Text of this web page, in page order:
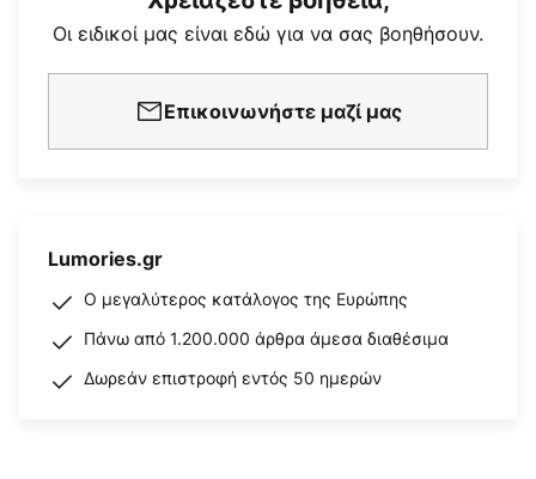
Οι ειδικοί μας είναι εδώ για να σας βοηθήσουν.
Επικοινωνήστε μαζί μας
Lumories.gr
Ο μεγαλύτερος κατάλογος της Ευρώπης
Πάνω από 1.200.000 άρθρα άμεσα διαθέσιμα
Δωρεάν επιστροφή εντός 50 ημερών